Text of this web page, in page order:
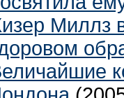
Миллз